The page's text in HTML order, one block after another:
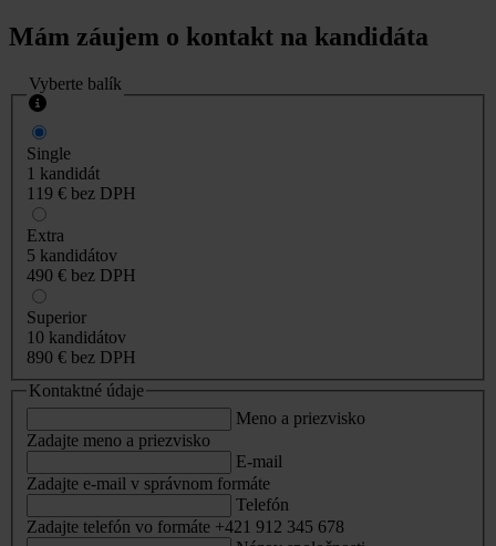
Mám záujem o kontakt na kandidáta
Vyberte balík
Single
1 kandidát
119 € bez DPH
Extra
5 kandidátov
490 € bez DPH
Superior
10 kandidátov
890 € bez DPH
Kontaktné údaje
Meno a priezvisko
Zadajte meno a priezvisko
E-mail
Zadajte e-mail v správnom formáte
Telefón
Zadajte telefón vo formáte +421 912 345 678